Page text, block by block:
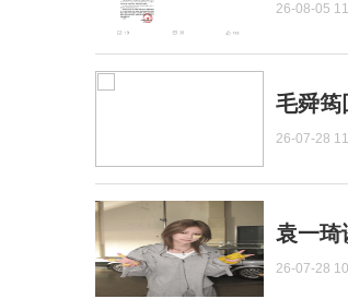
26-08-05
毛舜筠
26-07-28
袁一琦
26-07-28